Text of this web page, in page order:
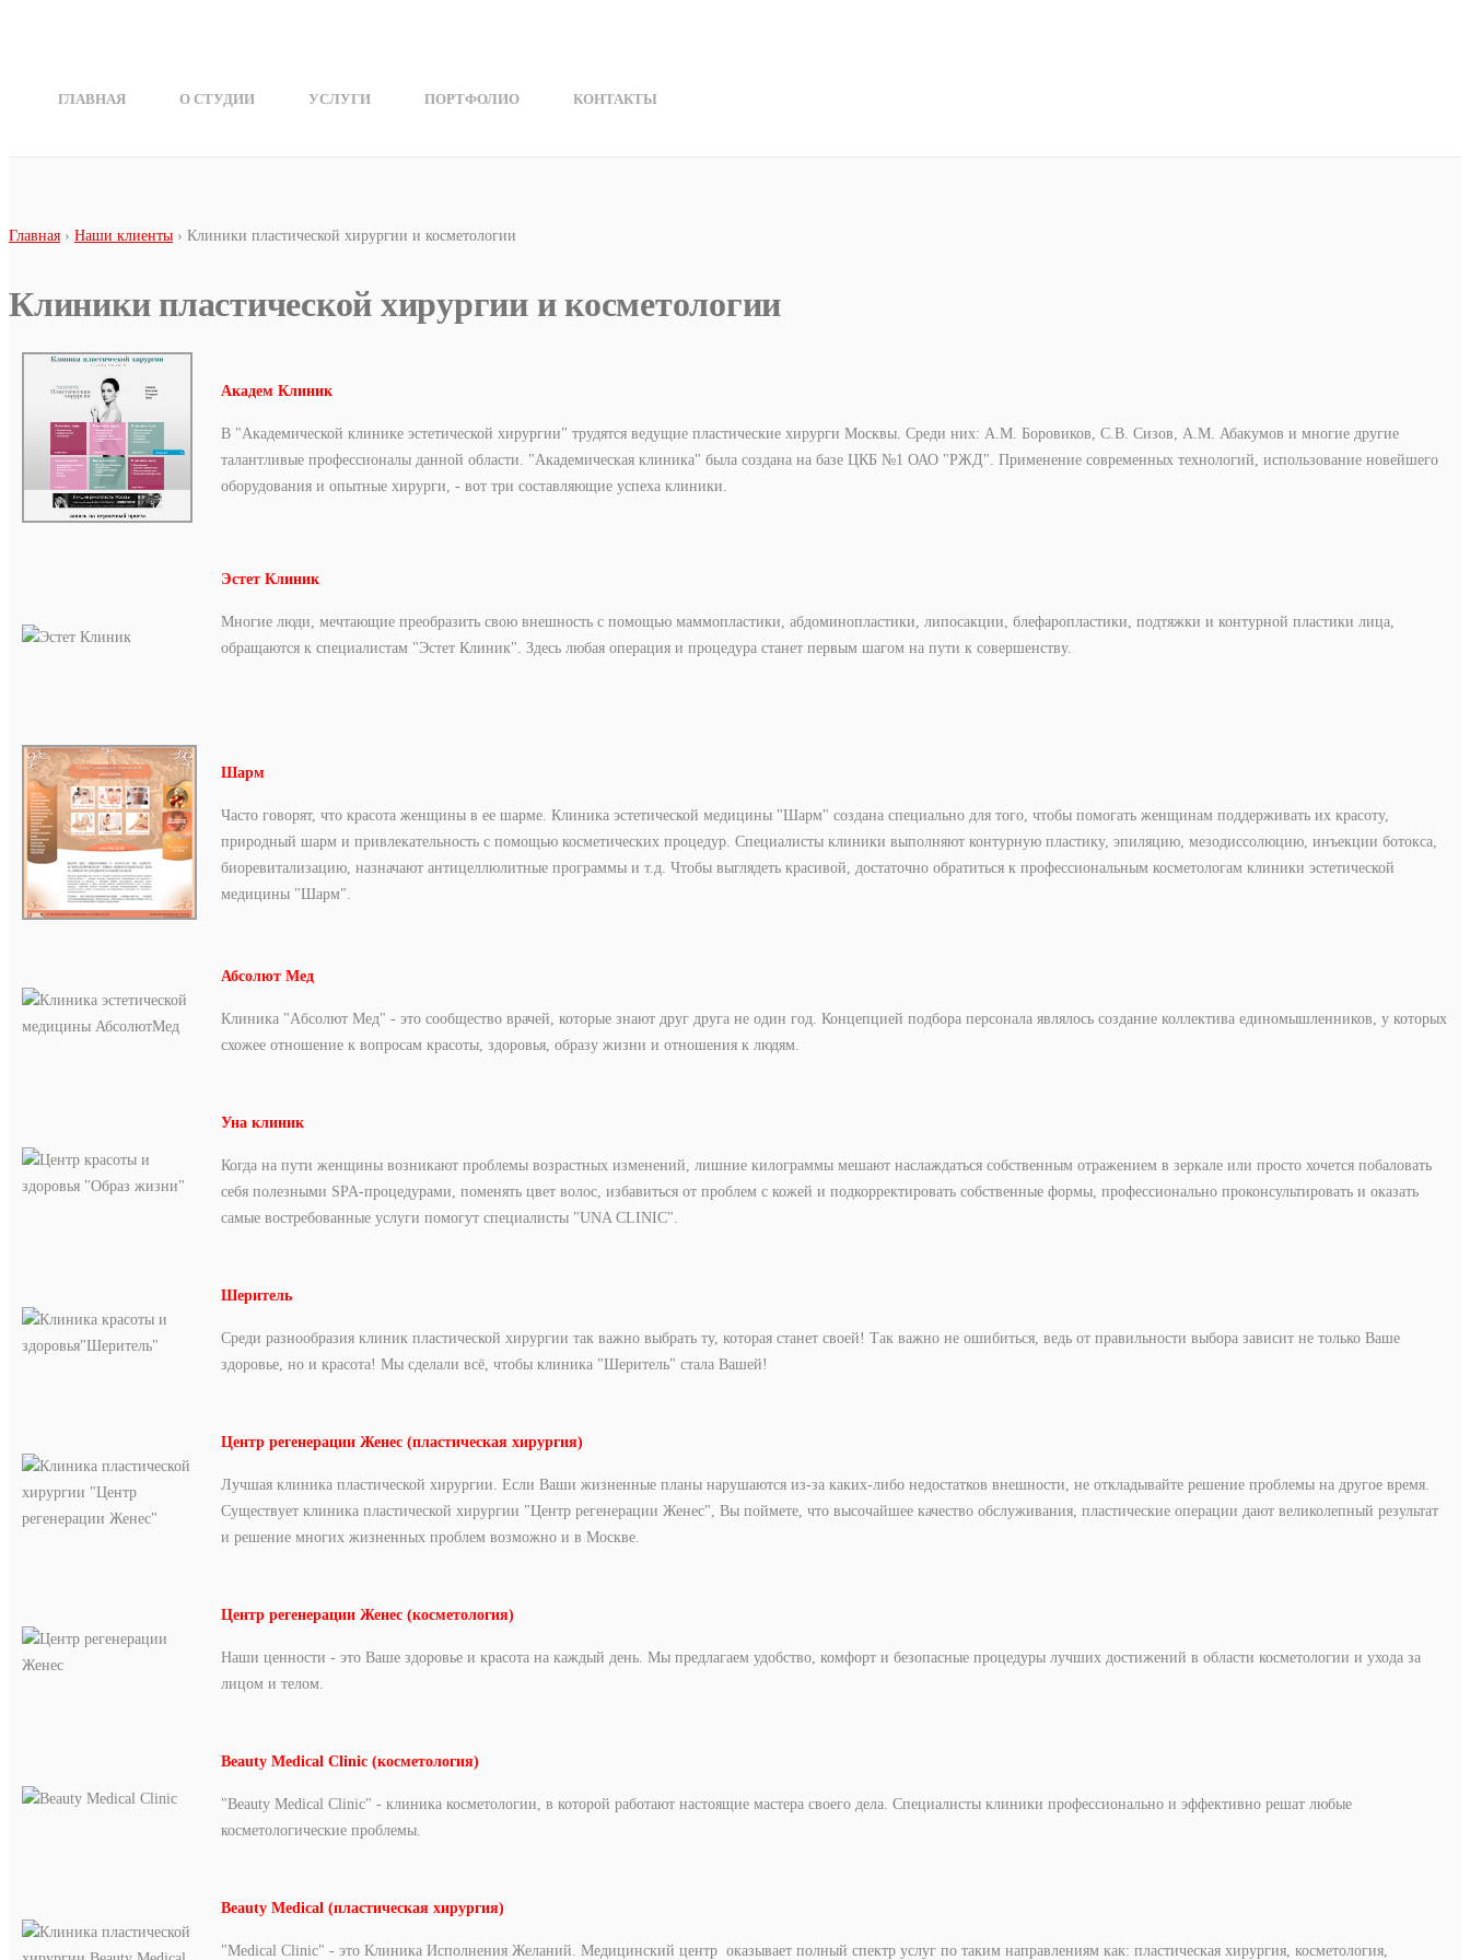
ГЛАВНАЯ О СТУДИИ УСЛУГИ ПОРТФОЛИО КОНТАКТЫ
Вы здесь
Главная › Наши клиенты › Клиники пластической хирургии и косметологии
Клиники пластической хирургии и косметологии
Академ Клиник
В "Академической клинике эстетической хирургии" трудятся ведущие пластические хирурги Москвы. Среди них: А.М. Боровиков, С.В. Сизов, А.М. Абакумов и многие другие
талантливые профессионалы данной области. "Академическая клиника" была создана на базе ЦКБ №1 ОАО "РЖД". Применение современных технологий, использование новейшего
оборудования и опытные хирурги, - вот три составляющие успеха клиники.
Эстет Клиник
Многие люди, мечтающие преобразить свою внешность с помощью маммопластики, абдоминопластики, липосакции, блефаропластики, подтяжки и контурной пластики лица,
обращаются к специалистам "Эстет Клиник". Здесь любая операция и процедура станет первым шагом на пути к совершенству.
Шарм
Часто говорят, что красота женщины в ее шарме. Клиника эстетической медицины "Шарм" создана специально для того, чтобы помогать женщинам поддерживать их красоту,
природный шарм и привлекательность с помощью косметических процедур. Специалисты клиники выполняют контурную пластику, эпиляцию, мезодиссолюцию, инъекции ботокса,
биоревитализацию, назначают антицеллюлитные программы и т.д. Чтобы выглядеть красивой, достаточно обратиться к профессиональным косметологам клиники эстетической
медицины "Шарм".
Абсолют Мед
Клиника "Aбсолют Мeд" - это сообщество врачей, которые знают друг друга не один год. Концепцией подбора персонала являлось создание коллектива единомышленников, у которых
схожее отношение к вопросам красоты, здоровья, образу жизни и отношения к людям.
Уна клиник
Когда на пути женщины возникают проблемы возрастных изменений, лишние килограммы мешают наслаждаться собственным отражением в зеркале или просто хочется побаловать
себя полезными SPA-процедурами, поменять цвет волос, избавиться от проблем с кожей и подкорректировать собственные формы, профессионально проконсультировать и оказать
самые востребованные услуги помогут специалисты "UNA CLINIC".
Шеритель
Среди разнообразия клиник пластической хирургии так важно выбрать ту, которая станет своей! Так важно не ошибиться, ведь от правильности выбора зависит не только Ваше
здоровье, но и красота! Мы сделали всё, чтобы клиника "Шеритель" стала Вашей!
Центр регенерации Женес (пластическая хирургия)
Лучшая клиника пластической хирургии. Если Ваши жизненные планы нарушаются из-за каких-либо недостатков внешности, не откладывайте решение проблемы на другое время.
Существует клиника пластической хирургии "Центр регенерации Женес", Вы поймете, что высочайшее качество обслуживания, пластические операции дают великолепный результат
и решение многих жизненных проблем возможно и в Москве.
Центр регенерации Женес (косметология)
Наши ценности - это Ваше здоровье и красота на каждый день. Мы предлагаем удобство, комфорт и безопасные процедуры лучших достижений в области косметологии и ухода за
лицом и телом.
Beauty Medical Clinic (косметология)
"Beauty Medical Clinic" - клиника косметологии, в которой работают настоящие мастера своего дела. Специалисты клиники профессионально и эффективно решат любые
косметологические проблемы.
Beauty Medical (пластическая хирургия)
"Medical Clinic" - это Клиника Исполнения Желаний. Медицинский центр оказывает полный спектр услуг по таким направлениям как: пластическая хирургия, косметология,